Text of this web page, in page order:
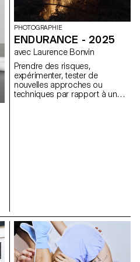
sans perte de hiérarchie ni de
lisibilité.
mêmes, compris comme des
expressions d'attitude et de
personnalité.
https://websites.ecal-mid.ch/
PHOTOGRAPHIE
ENDURANCE - 2025
avec Laurence Bonvin
Prendre des risques,
expérimenter, tester de
nouvelles approches ou
techniques par rapport à un